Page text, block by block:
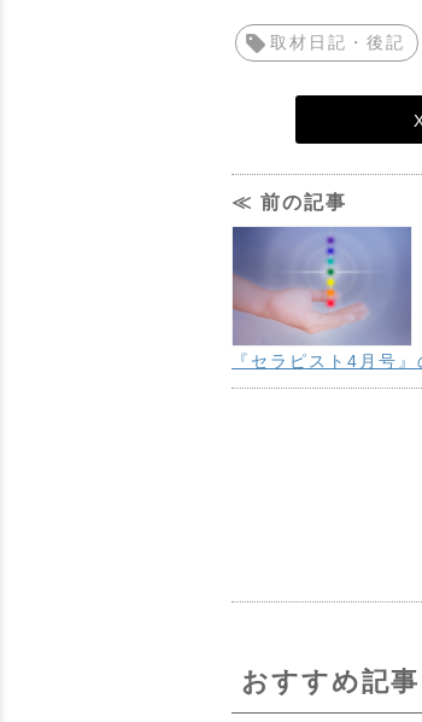
取材日記・後記
≪ 前の記事
『セラピスト4月号
おすすめ記事